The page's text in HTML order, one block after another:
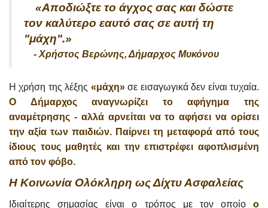
«Αποδιώξτε το άγχος σας και δώστε
τον καλύτερο εαυτό σας σε αυτή τη
"μάχη".»
- Χρήστος Βερώνης, Δήμαρχος Μυκόνου
Η χρήση της λέξης «μάχη» σε εισαγωγικά δεν είναι τυχαία.
Ο Δήμαρχος αναγνωρίζει το αφήγημα της
αναμέτρησης - αλλά αρνείται να το αφήσει να ορίσει
την αξία των παιδιών. Παίρνει τη μεταφορά από τους
ίδιους τους μαθητές και την επιστρέφει αφοπλισμένη
από τον φόβο.
Η Κοινωνία Ολόκληρη ως Δίχτυ Ασφαλείας
Ιδιαίτερης σημασίας είναι ο τρόπος με τον οποίο
ο